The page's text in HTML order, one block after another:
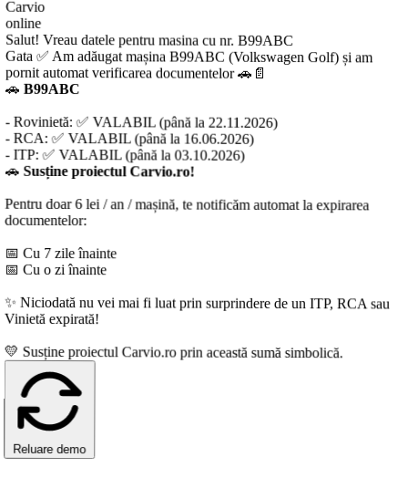
Vreau datele pentru masina cu nr. B99ABC
✅ Am adăugat mașina B99ABC (Volkswagen Golf) și am
automat verificarea documentelor 🚗📄
B99ABC
✅ VALABIL (până la 22.11.2026)
RCA: ✅ VALABIL (până la 16.06.2026)
✅ VALABIL (până la 03.10.2026)
Susține proiectul Carvio.ro!
doar 6 lei / an / mașină, te notificăm automat la expirarea
Cu o zi înainte
Niciodată nu vei mai fi luat prin surprindere de un ITP, RCA sau
expirată!
Susține proiectul Carvio.ro prin această sumă simbolică.
demo